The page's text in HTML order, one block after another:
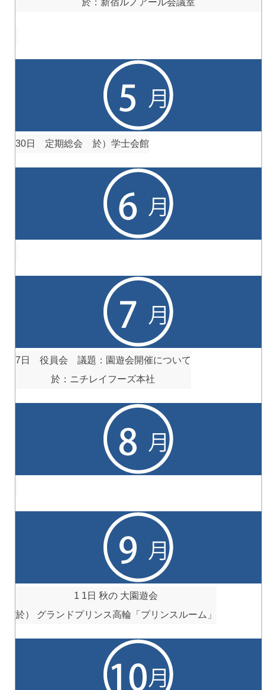
30日 定期総会 於）学士会館
7日 役員会 議題：園遊会開催について
於：ニチレイフーズ本社
1 1日 秋の 大園遊会
於） グランドプリンス高輪「プリンスルーム」